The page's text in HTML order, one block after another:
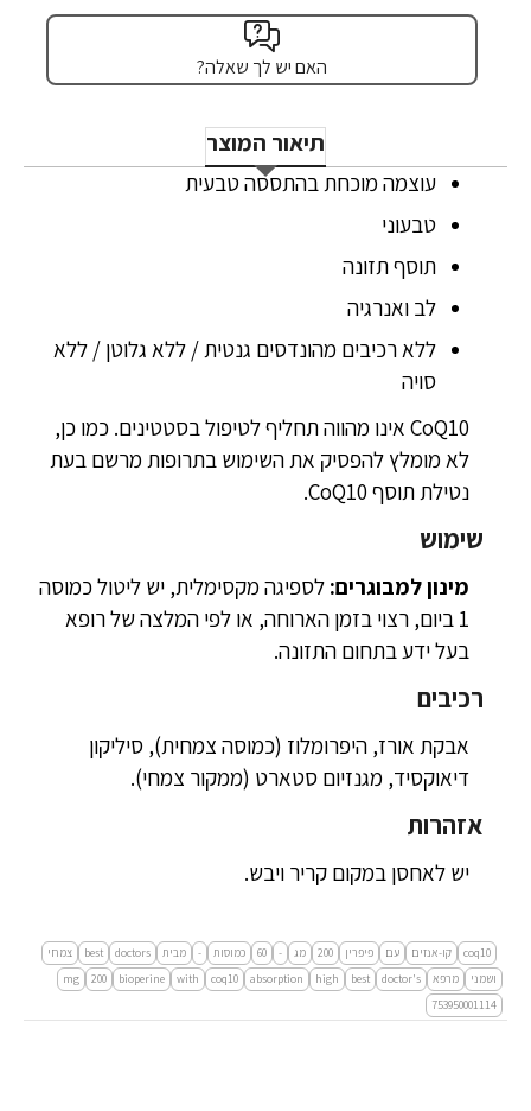
האם יש לך שאלה?
תיאור המוצר
עוצמה מוכחת בהתססה טבעית
טבעוני
תוסף תזונה
לב ואנרגיה
ללא רכיבים מהונדסים גנטית / ללא גלוטן / ללא
סויה
CoQ10 אינו מהווה תחליף לטיפול בסטטינים. כמו כן,
לא מומלץ להפסיק את השימוש בתרופות מרשם בעת
נטילת תוסף CoQ10.
שימוש
מינון למבוגרים: לספיגה מקסימלית, יש ליטול כמוסה
1 ביום, רצוי בזמן הארוחה, או לפי המלצה של רופא
בעל ידע בתחום התזונה.
רכיבים
אבקת אורז, היפרומלוז (כמוסה צמחית), סיליקון
דיאוקסיד, מגנזיום סטארט (ממקור צמחי).
אזהרות
יש לאחסן במקום קריר ויבש.
coq10 קו-אנזים עם פיפרין 200 מג -
60 כמוסות - מבית doctors
best
צמחי
ושמני
מרפא doctor's
best
high
absorption
coq10
with
bioperine
200
mg
753950001114